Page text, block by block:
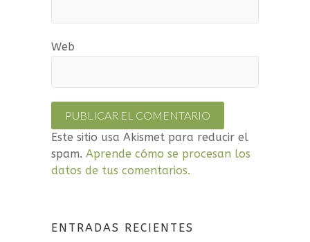
Web
Este sitio usa Akismet para reducir el
spam. Aprende cómo se procesan los
datos de tus comentarios.
ENTRADAS RECIENTES